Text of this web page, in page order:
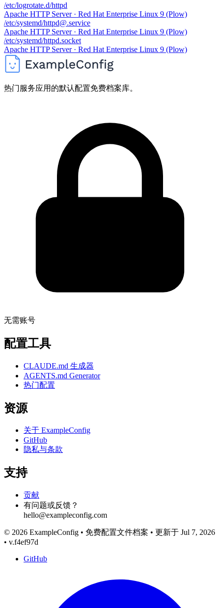
/etc/logrotate.d/httpd
Apache HTTP Server · Red Hat Enterprise Linux 9 (Plow)
/etc/systemd/httpd@.service
Apache HTTP Server · Red Hat Enterprise Linux 9 (Plow)
/etc/systemd/httpd.socket
Apache HTTP Server · Red Hat Enterprise Linux 9 (Plow)
热门服务应用的默认配置免费档案库。
无需账号
配置工具
CLAUDE.md 生成器
AGENTS.md Generator
热门配置
资源
关于 ExampleConfig
GitHub
隐私与条款
支持
贡献
有问题或反馈？
hello@exampleconfig.com
© 2026 ExampleConfig • 免费配置文件档案 • 更新于 Jul 7, 2026
• v.f4ef97d
GitHub